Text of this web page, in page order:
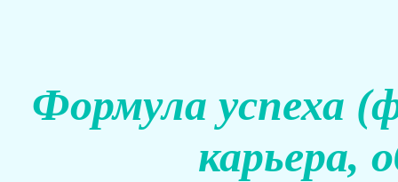
Формула успеха
карьера,